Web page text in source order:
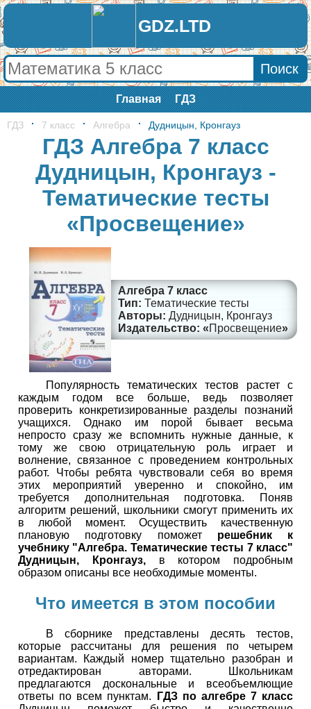
GDZ.LTD
Главная ГДЗ
ГДЗ 7 класс Алгебра Дудницын, Кронгауз
ГДЗ Алгебра 7 класс
Дудницын, Кронгауз -
Тематические тесты
«Просвещение»
Алгебра 7 класс
Тематические тесты
Дудницын, Кронгауз
Просвещение
Популярность тематических тестов растет с
каждым годом все больше, ведь позволяет
проверить конкретизированные разделы познаний
учащихся. Однако им порой бывает весьма
непросто сразу же вспомнить нужные данные, к
тому же свою отрицательную роль играет и
волнение, связанное с проведением контрольных
работ. Чтобы ребята чувствовали себя во время
этих мероприятий уверенно и спокойно, им
требуется дополнительная подготовка. Поняв
алгоритм решений, школьники смогут применить их
в любой момент. Осуществить качественную
плановую подготовку поможет решебник к
учебнику "Алгебра. Тематические тесты 7 класс"
Дудницын, Кронгауз,в котором подробным
образом описаны все необходимые моменты.
Что имеется в этом пособии
В сборнике представлены десять тестов,
которые рассчитаны для решения по четырем
вариантам. Каждый номер тщательно разобран и
отредактирован авторами. Школьникам
предлагаются доскональные и всеобъемлющие
ответы по всем пунктам.
ГДЗ по алгебре 7 класс